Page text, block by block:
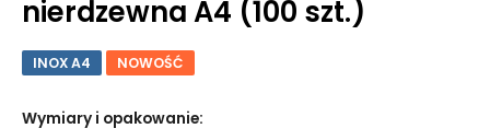
nierdzewna A4 (100 szt.)
INOX A4 NOWOŚĆ
Wymiary i opakowanie: